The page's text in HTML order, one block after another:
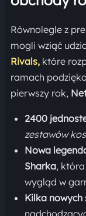
Równolegle z
mogli wziąć
Rivals,które
ramach
pierwszy rok,
2400
zestawów
Nowa
Sharka,
wygląd w
Kilka nowych